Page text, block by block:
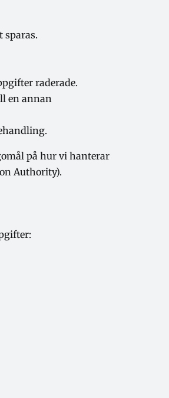
sparas.
raderade.
en annan
på hur vi hanterar
Authority).